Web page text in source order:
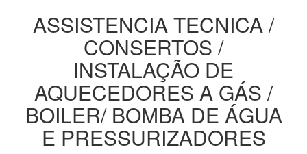
ASSISTENCIA TECNICA /
CONSERTOS /
INSTALAÇÃO DE
AQUECEDORES A GÁS /
BOILER/ BOMBA DE ÁGUA
E PRESSURIZADORES